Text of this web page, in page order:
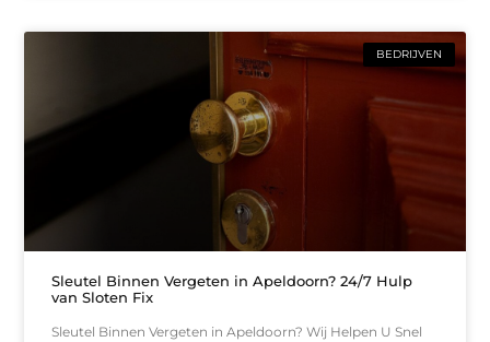
BEDRIJVEN
Sleutel Binnen Vergeten in Apeldoorn? 24/7 Hulp
van Sloten Fix
Sleutel Binnen Vergeten in Apeldoorn? Wij Helpen U Snel